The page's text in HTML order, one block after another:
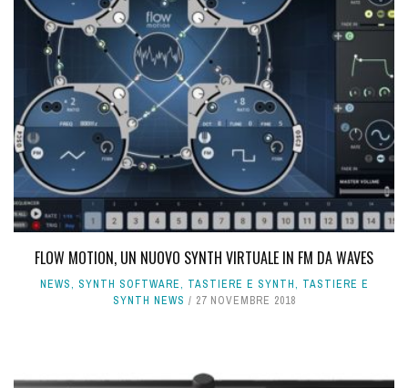
FLOW MOTION, UN NUOVO SYNTH VIRTUALE IN FM DA WAVES
NEWS, SYNTH SOFTWARE, TASTIERE E SYNTH, TASTIERE E
SYNTH NEWS
27 NOVEMBRE 2018